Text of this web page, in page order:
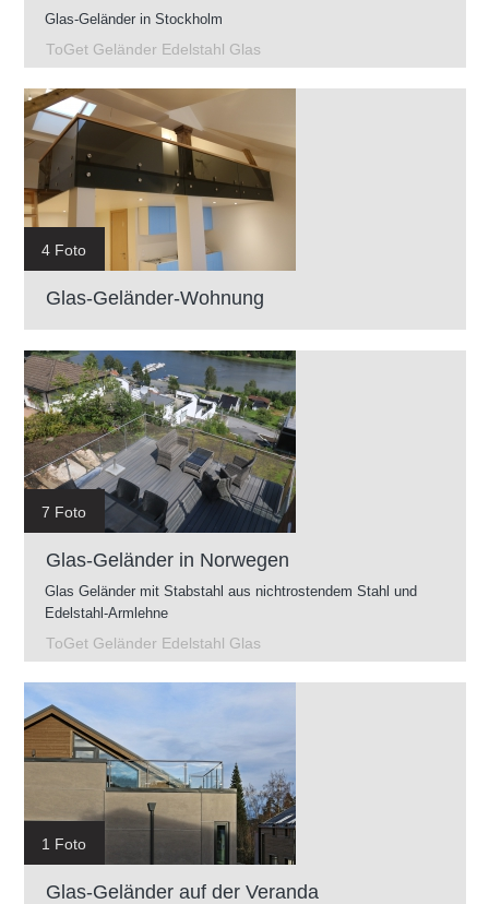
Glas-Geländer in Stockholm
ToGet Geländer Edelstahl Glas
4 Foto
Glas-Geländer-Wohnung
7 Foto
Glas-Geländer in Norwegen
Glas Geländer mit Stabstahl aus nichtrostendem Stahl und
Edelstahl-Armlehne
ToGet Geländer Edelstahl Glas
1 Foto
Glas-Geländer auf der Veranda